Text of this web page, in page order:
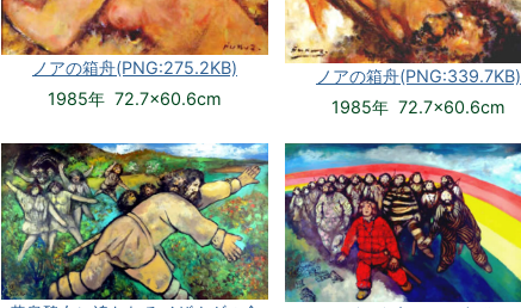
ノアの箱舟(PNG:275.2KB)
1985年 72.7×60.6cm
ノアの箱舟(PNG:339.7KB)
1985年 72.7×60.6cm